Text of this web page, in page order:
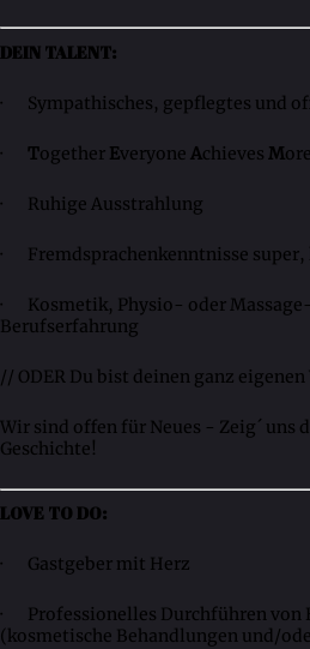
DEIN TALENT:
· Sympathisches, gepflegtes und
· Together Everyone Achieves More
· Ruhige Ausstrahlung
· Fremdsprachenkenntnisse super,
· Kosmetik, Physio- oder
Berufserfahrung
// ODER Du bist deinen ganz eigenen
Wir sind offen für Neues - Zeig´ uns
Geschichte!
LOVE TO DO:
· Gastgeber mit Herz
· Professionelles Durchführen von
(kosmetische Behandlungen und/